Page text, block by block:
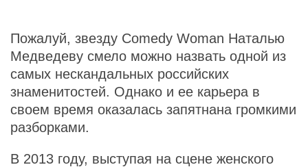
Пожалуй, звезду Comedy Woman Наталью
Медведеву смело можно назвать одной из
самых нескандальных российских
знаменитостей. Однако и ее карьера в
своем время оказалась запятнана громкими
разборками.
В 2013 году, выступая на сцене женского